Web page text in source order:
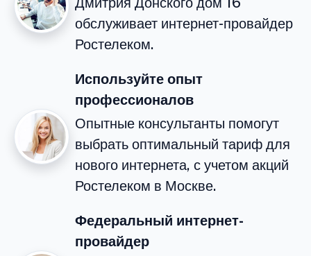
обслуживает интернет-провайдер
Ростелеком.
Используйте опыт
профессионалов
Опытные консультанты помогут
выбрать оптимальный тариф для
нового интернета, с учетом акций
Ростелеком в Москве.
Федеральный интернет-
провайдер